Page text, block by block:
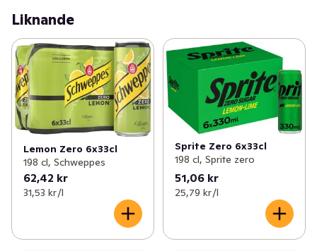
Liknande
Lemon Zero 6x33cl
198 cl, Schweppes
62,42 kr
31,53 kr /l
Sprite Zero 6x33cl
198 cl, Sprite zero
51,06 kr
25,79 kr /l